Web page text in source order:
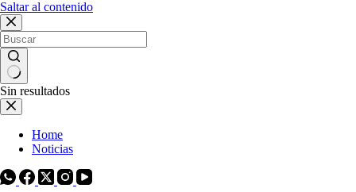
Saltar al contenido
Sin resultados
Home
Noticias